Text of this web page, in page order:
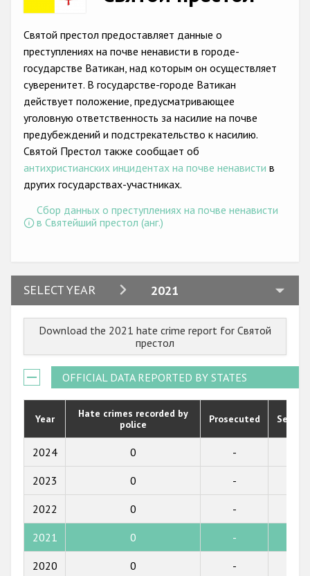
Anti-Roma hate crime
Anti-Semitic hate crime
Anti-Muslim hate crime
Anti-Christian hate crime
Other hate crime based on religion or belief
Gender-based hate crime
Disability hate crime
Организации гражданского общества
Государства-участники
Святой престол предоставляет данные о
преступлениях на почве ненависти в городе-
государстве Ватикан, над которым он осуществляет
суверенитет. В государстве-городе Ватикан
действует положение, предусматривающее
уголовную ответственность за насилие на почве
предубеждений и подстрекательство к насилию.
Святой Престол также сообщает об
антихристианских инцидентах на почве ненависти в
других государствах-участниках.
Сбор данных о преступлениях на почве ненависти
в Святейший престол (анг.)
SELECT YEAR 2021
2024
2022
2021
2020
2019
2018
2017
Download the 2021 hate crime report for Святой
престол
OFFICIAL DATA REPORTED BY STATES
Year
Hate crimes recorded by
police
Prosecuted
2024 0 -
2023 0 -
2022 0 -
2021 0 -
2020 0 -